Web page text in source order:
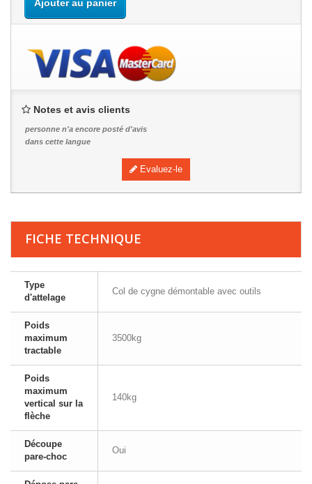
Ajouter au panier
Notes et avis clients
personne n'a encore posté d'avis
dans cette langue
Evaluez-le
FICHE TECHNIQUE
Type
d'attelage
Col de cygne démontable avec outils
Poids
maximum
tractable
3500kg
Poids
maximum
vertical sur la
flèche
140kg
Découpe
pare-choc
Oui